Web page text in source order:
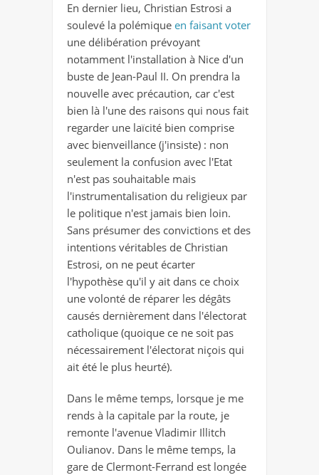
En dernier lieu, Christian Estrosi a
soulevé la polémique en faisant voter
une délibération prévoyant
notamment l'installation à Nice d'un
buste de Jean-Paul II. On prendra la
nouvelle avec précaution, car c'est
bien là l'une des raisons qui nous fait
regarder une laïcité bien comprise
avec bienveillance (j'insiste) : non
seulement la confusion avec l'Etat
n'est pas souhaitable mais
l'instrumentalisation du religieux par
le politique n'est jamais bien loin.
Sans présumer des convictions et des
intentions véritables de Christian
Estrosi, on ne peut écarter
l'hypothèse qu'il y ait dans ce choix
une volonté de réparer les dégâts
causés dernièrement dans l'électorat
catholique (quoique ce ne soit pas
nécessairement l'électorat niçois qui
ait été le plus heurté).
Dans le même temps, lorsque je me
rends à la capitale par la route, je
remonte l'avenue Vladimir Illitch
Oulianov. Dans le même temps, la
gare de Clermont-Ferrand est longée